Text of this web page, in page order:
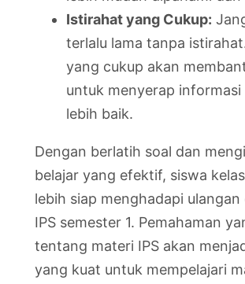
Istirahat yang Cukup:
terlalu lama tanpa
yang cukup akan
untuk menyerap informasi
lebih baik.
Dengan berlatih soal dan
belajar yang efektif, siswa
lebih siap menghadapi ulangan
IPS semester 1. Pemahaman
tentang materi IPS akan
yang kuat untuk mempelajari